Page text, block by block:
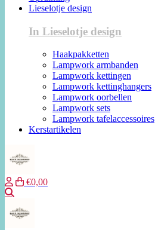
Lieselotje design
In Lieselotje design
Haakpakketten
Lampwork armbanden
Lampwork kettingen
Lampwork kettinghangers
Lampwork oorbellen
Lampwork sets
Lampwork tafelaccessoires
Kerstartikelen
€0,00